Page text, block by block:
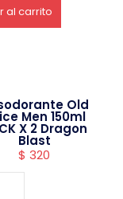
al carrito
Old
Men 150ml
X 2 Dragon
Blast
$ 320